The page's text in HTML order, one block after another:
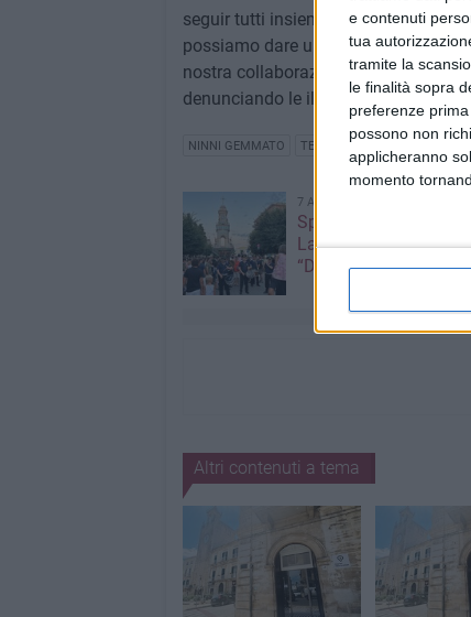
e contenuti
tua
tramite la
le finalità sopra
preferenze
possono non
applicheranno
momento
seguir tutti insieme, in sinergia.
possiamo dare un segnale forte,
nostra collaborazione, rigettando
denunciando le illegalità, senza
NINNI GEMMATO TERLIZZI
7 AGOSTO 2026
Spostato il Carro
Lamione nei pressi
“Don Pietro
Altri contenuti a tema